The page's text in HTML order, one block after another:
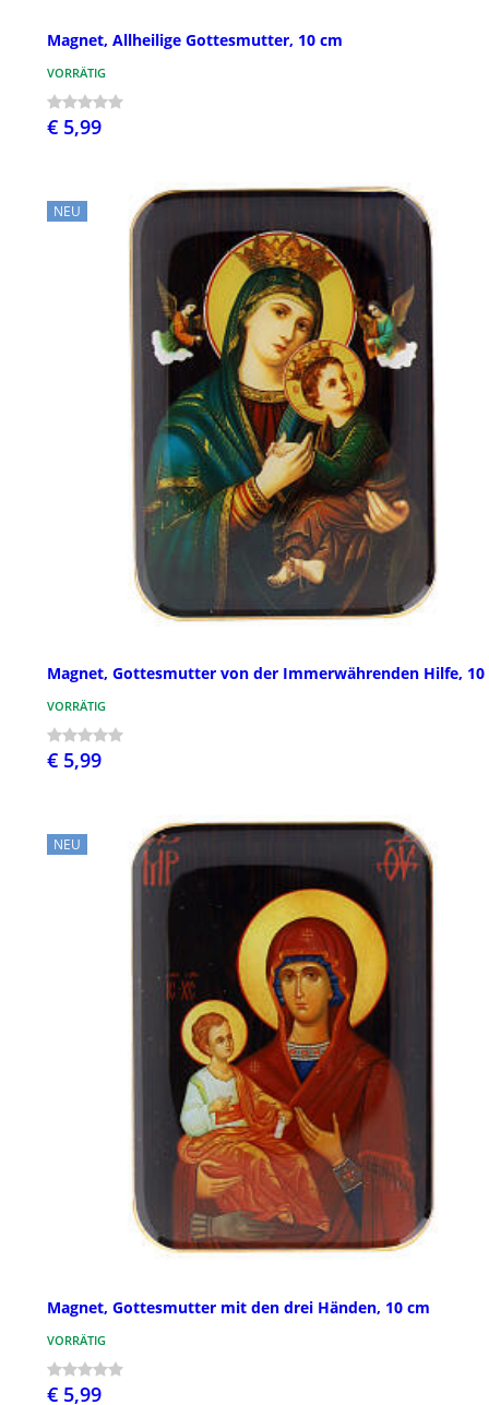
Magnet, Allheilige Gottesmutter, 10 cm
VORRÄTIG
€ 5,99
NEU
Magnet, Gottesmutter von der Immerwährenden Hilfe, 10
VORRÄTIG
€ 5,99
NEU
Magnet, Gottesmutter mit den drei Händen, 10 cm
VORRÄTIG
€ 5,99